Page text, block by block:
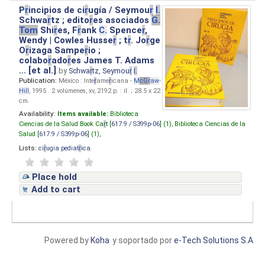
Principios de cirugía / Seymour I.
Schwartz ; editores asociados G.
Tom Shires, Frank C. Spencer,
Wendy | Cowles Husser ; tr. Jorge
Orizaga Samperio ;
colaboradores James T. Adams
... [et al.]by Schwartz, Seymour I.
Publication: México : Interamericana - McGraw-
Hill, 1995 . 2 volúmenes, xv, 2192 p. : il. ; 28.5 x 22
cm.
Availability: Items available: Biblioteca
Ciencias de la Salud Book Cart [ 617.9 / S399p-06 ] (1), Biblioteca Ciencias de la
Salud [ 617.9 / S399p-06 ] (1),
Lists: cirugia pediatrica
Place hold
Add to cart
y soportado pore-Tech Solutions S.A
Powered by Koha